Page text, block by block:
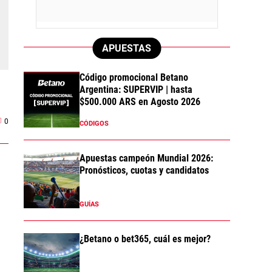
0
APUESTAS
Código promocional Betano
Argentina: SUPERVIP | hasta
$500.000 ARS en Agosto 2026
CÓDIGOS
Apuestas campeón Mundial 2026:
Pronósticos, cuotas y candidatos
GUÍAS
¿Betano o bet365, cuál es mejor?